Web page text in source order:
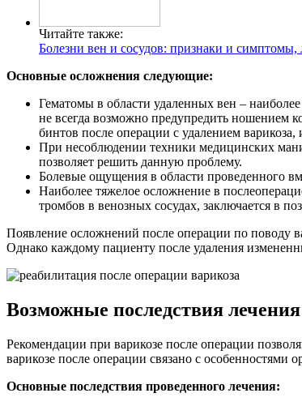
Читайте также:
Болезни вен и сосудов: признаки и симптомы,
Основные осложнения следующие:
Гематомы в области удаленных вен –
не всегда возможно предупредить ношением
бинтов после операции с удалением
При несоблюдении техники медицинских
позволяет решить данную проблему.
Болевые ощущения в области проведенного
Наиболее тяжелое осложнение в
тромбов в венозных сосудах, заключается в
Появление осложнений после операции по поводу
Однако каждому пациенту после удаления
Возможные последствия лечения
Рекомендации при варикозе после операции
варикозе после операции связано с
Основные последствия проведенного лечения: